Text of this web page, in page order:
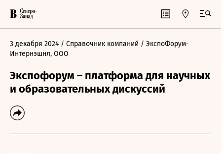
3 декабря 2024 / Справочник компаний / ЭкспоФорум-
Интернэшнл, ООО
Экспофорум – платформа для научных
и образовательных дискуссий